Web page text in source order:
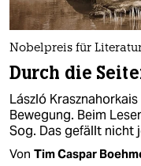
Nobelpreis für
Durch die
László
Bewegung. Beim
Sog. Das gefällt nicht
Von Tim Caspar